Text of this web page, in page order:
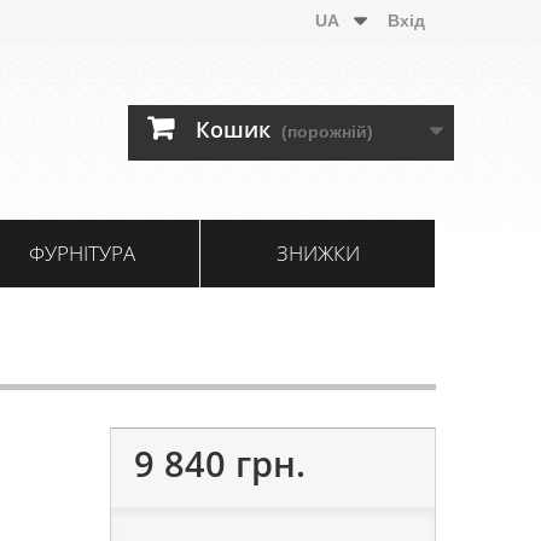
Вхід
UA
Кошик (порожній)
ФУРНІТУРА ЗНИЖКИ
9 840 грн.